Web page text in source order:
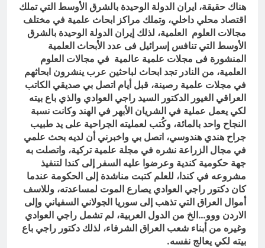
هناك حقيقة، ايران الدولة الوحيدة بالشرق الأوسط التي تملك
اقتصاد محلي داخلي، وتملك مراكز ابحاث علمية في مختلف
مجالات العلوم العلمية، لذلك إيران الدولة الوحيدة بالشرق
الأوسط التي تنافس إسرائيل فى عدد الأبحاث العلمية
المنشورة فى مجلات علمية عالمية في مجالات العلوم
العلمية، من النادر تجد ابحاث لباحثين عرب ينشرون ابحاثهم
في مجلات علمية رصينة، قبل أيام اتصل بي صديقي الكاتب
العراقي الغيور الدكتور السيد راجي العوادي والذي باع بيته
لكي يعمل عملية في الشريان الأبهر في الهند وكانت نسبة
النجاح واحد بالمائة، وكُتب لعمليته الجراحية على يد طبيب
جراح هندي هندوسي، اتصل بي واخبرني أن لديه بحث علمي
في مجال الزراعة نشره في مجلة علمية تركية، واتصلت به
جهة حكومية كندية وعرضوا عليه السفر إلى كندا لتنفيذ
مشروعه في كندا، للعلم كتبت مناشدة إلى الحكومة عندما
كان دكتور راجي العوادي يصارع الموت لمساعدته، وللاسف
أموال العراق التي تذهب إلى سوريا الجولاني السفياني وإلى
الاردن ووو…الخ من الدول العربية، لم تشمل راجي العوادي
وغيره من أبناء شعب العراق الشرفاء، لذلك دكتور راجي باع
بيته لكي يعالج نفسه.